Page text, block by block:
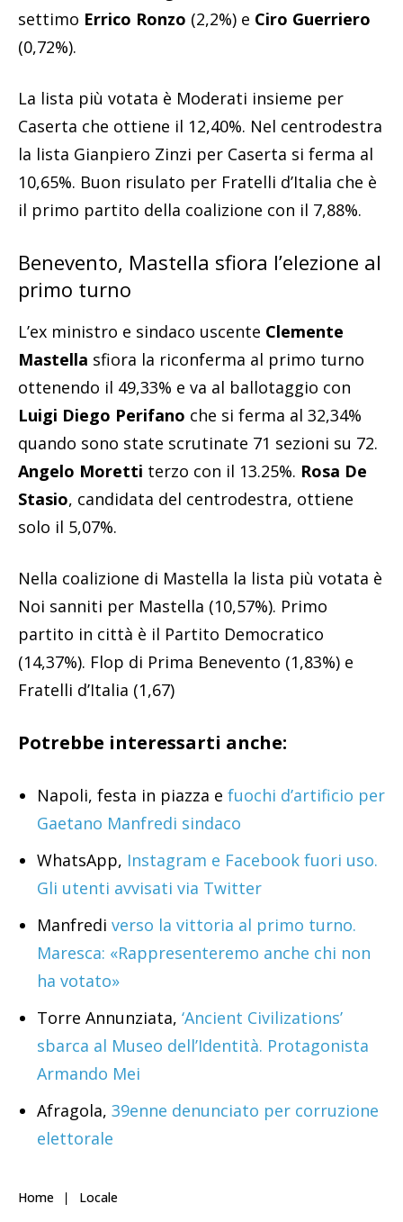
settimo Errico Ronzo (2,2%) e Ciro Guerriero
(0,72%).
La lista più votata è Moderati insieme per
Caserta che ottiene il 12,40%. Nel centrodestra
la lista Gianpiero Zinzi per Caserta si ferma al
10,65%. Buon risulato per Fratelli d’Italia che è
il primo partito della coalizione con il 7,88%.
Benevento, Mastella sfiora l’elezione al
primo turno
L’ex ministro e sindaco uscente Clemente
Mastella sfiora la riconferma al primo turno
ottenendo il 49,33% e va al ballotaggio con
Luigi Diego Perifano che si ferma al 32,34%
quando sono state scrutinate 71 sezioni su 72.
Angelo Moretti terzo con il 13.25%. Rosa De
Stasio, candidata del centrodestra, ottiene
solo il 5,07%.
Nella coalizione di Mastella la lista più votata è
Noi sanniti per Mastella (10,57%). Primo
partito in città è il Partito Democratico
(14,37%). Flop di Prima Benevento (1,83%) e
Fratelli d’Italia (1,67)
Potrebbe interessarti anche:
Napoli, festa in piazza e fuochi d’artificio per
Gaetano Manfredi sindaco
WhatsApp, Instagram e Facebook fuori uso.
Gli utenti avvisati via Twitter
Manfredi verso la vittoria al primo turno.
Maresca: «Rappresenteremo anche chi non
ha votato»
Torre Annunziata, ‘Ancient Civilizations’
sbarca al Museo dell’Identità. Protagonista
Armando Mei
Afragola, 39enne denunciato per corruzione
elettorale
Home Locale